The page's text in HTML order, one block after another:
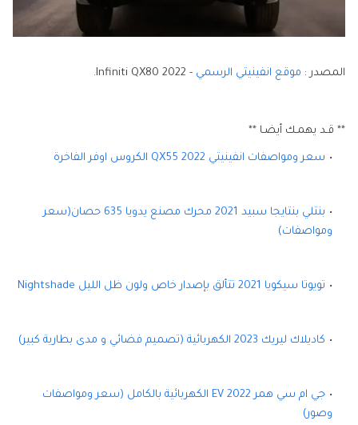
المصدر : موقع انفينيتي الرسمي - Infiniti QX80 2022.
** قـد يهمـك أيضـا **
سعر ومواصفات انفينيتي QX55 2022 الكروس اوفر الفاخرة
بنتلي بنتايجا سبيد 2021 محرك مصنع يدويا 635 حصان(سعر
ومواصفات)
تويوتا سيكويا 2021 تتألق بإصدار خاص ولون ظل الليل Nightshade
كاديلاك ليريك 2023 الكهربائية (تصميم فضائي و مدى بطارية كبير)
جي ام سي همر EV 2022 الكهربائية بالكامل (سعر ومواصفات
وصور)